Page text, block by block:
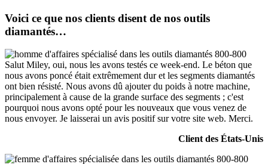
Voici ce que nos clients disent de nos outils
diamantés…
Salut Miley, oui, nous les avons testés ce week-end. Le béton que
nous avons poncé était extrêmement dur et les segments diamantés
ont bien résisté. Nous avons dû ajouter du poids à notre machine,
principalement à cause de la grande surface des segments ; c'est
pourquoi nous avons opté pour les nouveaux que vous venez de
nous envoyer. Je laisserai un avis positif sur votre site web. Merci.
Client des États-Unis